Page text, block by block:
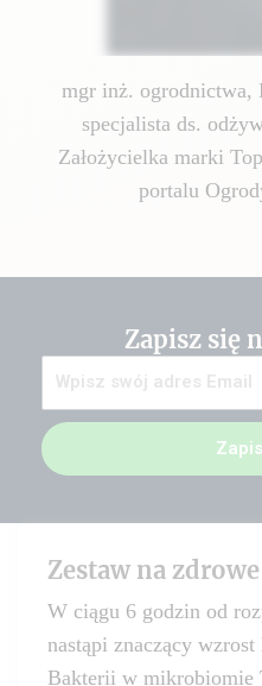
mgr inż. ogrodnictwa,
specjalista ds.
Założycielka marki
portalu
Zapisz się
Zestaw na
W ciągu 6 godzin od
nastąpi znaczący
Bakterii w mikrobiomie